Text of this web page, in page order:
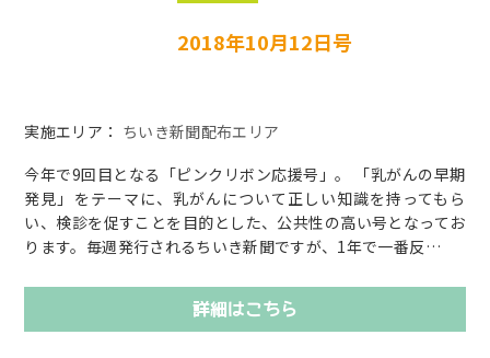
2018年10月12日号
実施エリア： ちいき新聞配布エリア
今年で9回目となる「ピンクリボン応援号」。 「乳がんの早期
発見」をテーマに、乳がんについて正しい知識を持ってもら
い、検診を促すことを目的とした、公共性の高い号となってお
ります。毎週発行されるちいき新聞ですが、1年で一番反…
詳細はこちら